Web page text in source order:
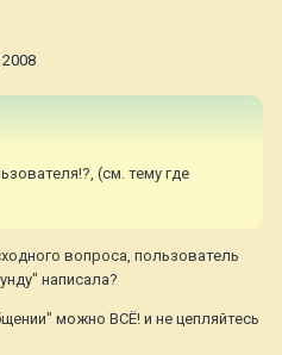
(см. тему где
вопроса, пользователь
написала?
можно ВСЁ! и не цепляйтесь